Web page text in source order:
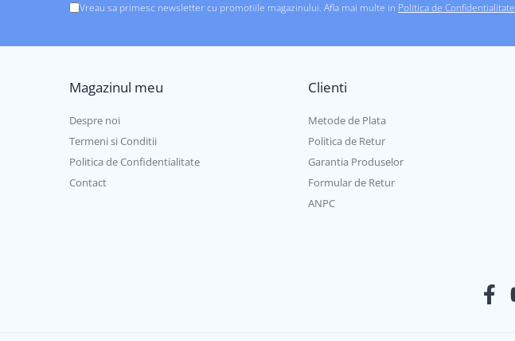
Vreau sa primesc newsletter cu promotiile magazinului. Afla mai multe in Politica de Confidentialitate
Magazinul meu
Despre noi
Termeni si Conditii
Politica de Confidentialitate
Contact
Clienti
Metode de Plata
Politica de Retur
Garantia Produselor
Formular de Retur
ANPC